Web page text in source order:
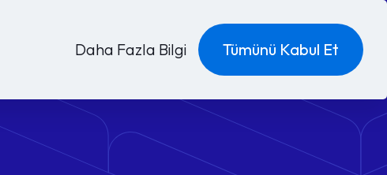
Daha Fazla Bilgi Tümünü Kabul Et